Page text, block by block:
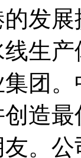
发
生
团
造
。